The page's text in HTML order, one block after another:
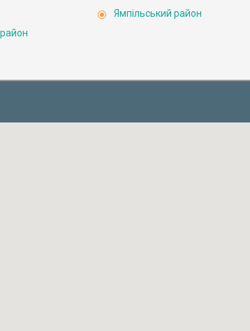
Ямпільський район